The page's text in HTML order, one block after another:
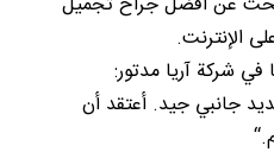
الإنترنت.
في شركة آريا مدتور:
جانبي جيد. أعتقد أن